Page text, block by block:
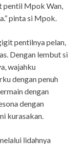
pentil Mpok Wan,
pinta si Mpok.
pentilnya pelan,
Dengan lembut si
wajahku
dengan penuh
dengan
dengan
kurasakan.
lidahnya